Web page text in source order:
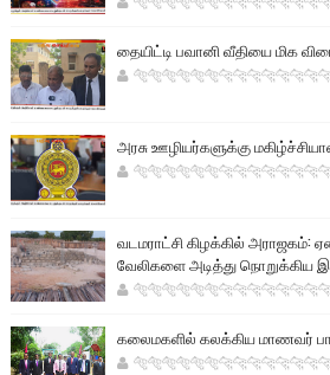
தையிட்டி பவானி வீதியை மிக
🐅🐅🐅🐅🐅🐅🐆🐆🐆🐆🐆🐆🐆🐆
அரசு ஊழியர்களுக்கு
🐅🐅🐅🐅🐅🐅🐆🐆🐆🐆🐆🐆🐆🐆
வடமராட்சி கிழக்கில் அராஜகம்:
வேலிகளை அடித்து நொறுக்கிய
🐅🐅🐅🐅🐅🐅🐆🐆🐆🐆🐆🐆🐆🐆
கலைமகளில் கலக்கிய மாணவர்
🐅🐅🐅🐅🐅🐅🐆🐆🐆🐆🐆🐆🐆🐆